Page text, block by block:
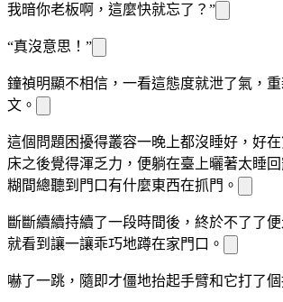
我暗你老板啊，這麼快就忘了？”
“真沒意思！”
鐘禎明顯不相信，一看這態度就泄了氣，
文。
這個問題困擾得叢容一晚上都沒睡好，好在
床之後覺得渾乏力，便躺在臺上曬著太睡
糊間總聽到門口有什麼東西在抓門。
斷斷續續持續了一段時間後， 終於不了了
就看到讓一讓乖巧地蹲在家門口。
嚇了一跳，隨即才僵地抬起手臂和它打了個